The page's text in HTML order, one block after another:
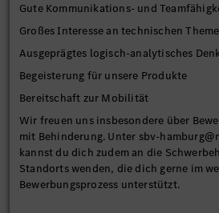
Gute Kommunikations- und
Großes Interesse an technischen
Ausgeprägtes logisch-analytisches
Begeisterung für unsere Produkte
Bereitschaft zur Mobilität
Wir freuen uns insbesondere über
mit Behinderung. Unter sbv-
kannst du dich zudem an die
Standorts wenden, die dich gerne im
Bewerbungsprozess unterstützt.